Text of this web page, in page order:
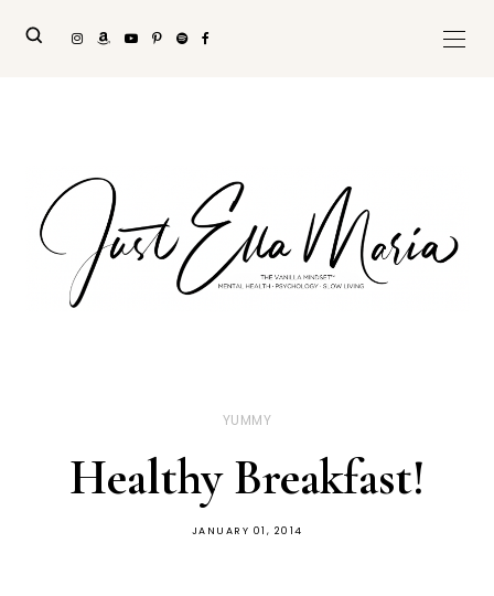
YUMMY
Healthy Breakfast!
JANUARY 01, 2014